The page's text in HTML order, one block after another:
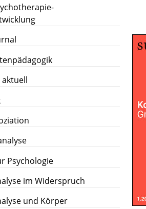
Psychologie
im Widerspruch
und Körper